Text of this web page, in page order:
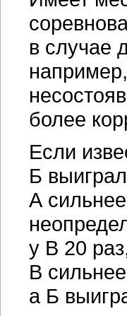
в случае
более
Если
Б
А
у В 20
В
а Б